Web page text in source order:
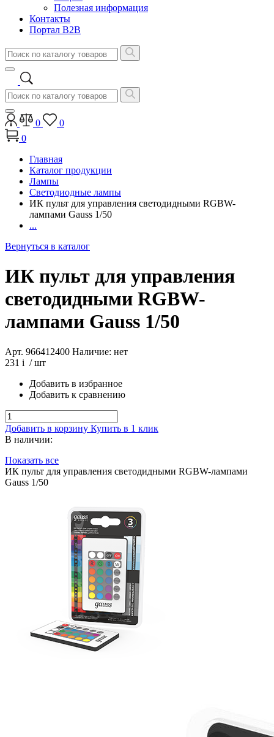
Полезная информация
Контакты
Портал B2B
0
0
0
Главная
Каталог продукции
Лампы
Светодиодные лампы
ИК пульт для управления светодидными RGBW-
лампами Gauss 1/50
...
Вернуться в каталог
ИК пульт для управления
светодидными RGBW-
лампами Gauss 1/50
Арт. 966412400 Наличие: нет
231 i / шт
Добавить в избранное
Добавить к сравнению
Добавить в корзину Купить в 1 клик
В наличии:
Показать все
ИК пульт для управления светодидными RGBW-лампами
Gauss 1/50